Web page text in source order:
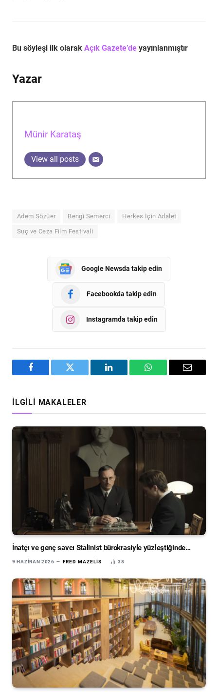
Bu söyleşi ilk olarak Açık Gazete’de yayınlanmıştır
Yazar
Münir Karataş
View all posts
Adem Sözüer Bengi Semerci Herkes İçin Adalet
Suç ve Ceza Film Festivali
Google Newsda takip edin
Facebookda takip edin
Instagramda takip edin
Facebook Twitter LinkedIn WhatsAppEmail
İLGILI MAKALELER
İnatçı ve genç savcı Stalinist bürokrasiyle yüzleştiğinde…
9 HAZIRAN 2026 FRED MAZELIS 38